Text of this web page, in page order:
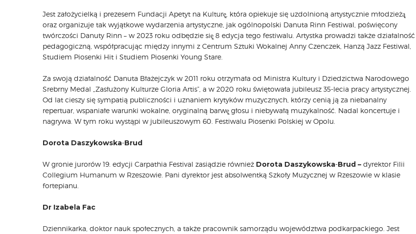
Jest założycielką i prezesem Fundacji Apetyt na Kulturę̨, która opiekuje się uzdolnioną artystycznie młodzieżą̨
oraz organizuje tak wyjątkowe wydarzenia artystyczne, jak ogólnopolski Danuta Rinn Festiwal, poświęcony
twórczości Danuty Rinn – w 2023 roku odbędzie się̨ 8 edycja tego festiwalu. Artystka prowadzi także działalność
pedagogiczną, współpracując między innymi z Centrum Sztuki Wokalnej Anny Czenczek, Hanzą Jazz Festiwal,
Studiem Piosenki Hit i Studiem Piosenki Young Stare.
Za swoją działalność Danuta Błażejczyk w 2011 roku otrzymała od Ministra Kultury i Dziedzictwa Narodowego
Srebrny Medal „Zasłużony Kulturze Gloria Artis”, a w 2020 roku świętowała jubileusz 35-lecia pracy artystycznej.
Od lat cieszy się sympatią publiczności i uznaniem krytyków muzycznych, którzy cenią ją za niebanalny
repertuar, wspaniałe warunki wokalne, oryginalną barwę̨ głosu i niebywałą muzykalność. Nadal koncertuje i
nagrywa. W tym roku wystąpi w jubileuszowym 60. Festiwalu Piosenki Polskiej w Opolu.
Dorota Daszykowska-Brud
W gronie jurorów 19. edycji Carpathia Festival zasiądzie również Dorota Daszykowska-Brud – dyrektor Filii
Collegium Humanum w Rzeszowie. Pani dyrektor jest absolwentką Szkoły Muzycznej w Rzeszowie w klasie
fortepianu.
Dr Izabela Fac
Dziennikarka, doktor nauk społecznych, a także pracownik samorządu województwa podkarpackiego. Jest